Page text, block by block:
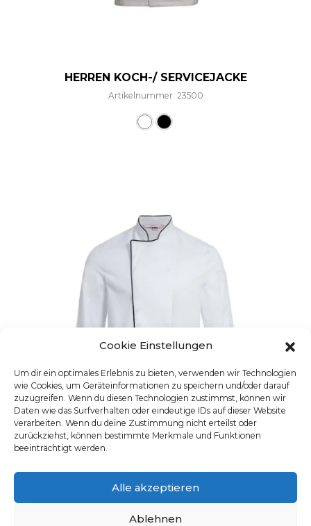
Cookie Einstellungen
Um dir ein optimales Erlebnis zu bieten, verwenden wir Technologien
wie Cookies, um Geräteinformationen zu speichern und/oder darauf
zuzugreifen. Wenn du diesen Technologien zustimmst, können wir
Daten wie das Surfverhalten oder eindeutige IDs auf dieser Website
verarbeiten. Wenn du deine Zustimmung nicht erteilst oder
zurückziehst, können bestimmte Merkmale und Funktionen
beeinträchtigt werden.
Alle akzeptieren
Ablehnen
HERREN KOCH-/ SERVICEJACKE
Artikelnummer: 23500